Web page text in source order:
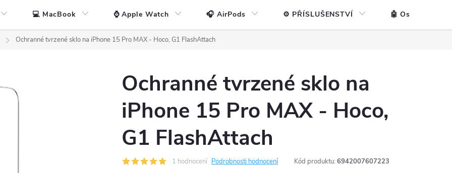
💻 MacBook ⌚ Apple Watch 🎧 AirPods ⚙️ PŘÍSLUŠENSTVÍ 🤖 Ostatní
Ochranné tvrzené sklo na iPhone 15 Pro MAX - Hoco, G1 FlashAttach
Ochranné tvrzené sklo na
iPhone 15 Pro MAX - Hoco,
G1 FlashAttach
1 hodnocení Podrobnosti hodnocení Kód produktu: 6942007607223